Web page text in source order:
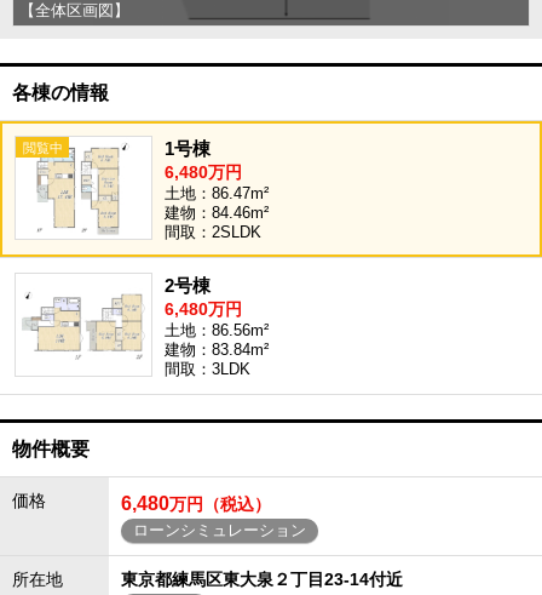
【全体区画図】
各棟の情報
1号棟
6,480万円
土地：86.47m²
建物：84.46m²
間取：2SLDK
2号棟
6,480万円
土地：86.56m²
建物：83.84m²
間取：3LDK
物件概要
価格 6,480万円（税込）
ローンシミュレーション
所在地 東京都練馬区東大泉２丁目23-14付近